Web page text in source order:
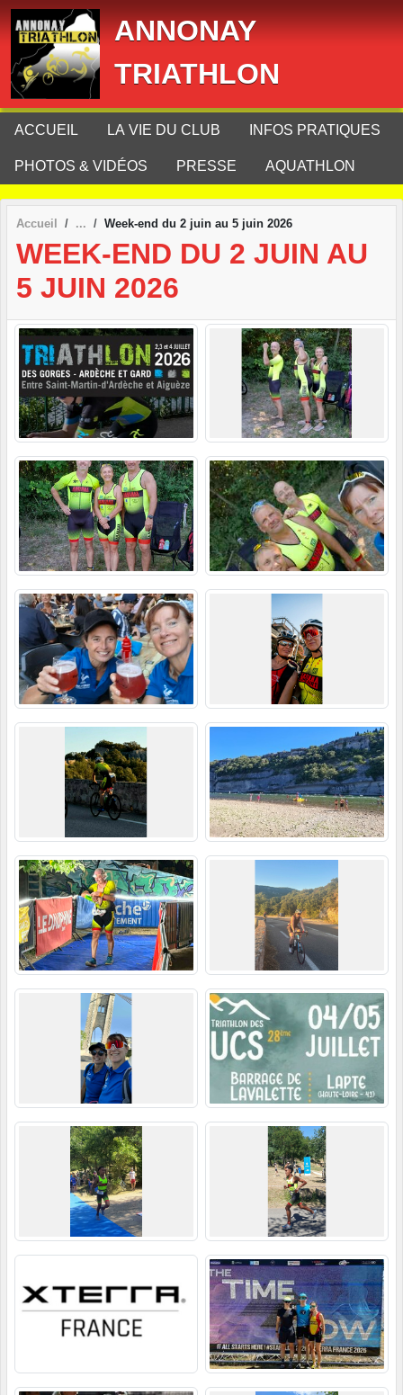
ANNONAY
TRIATHLON
ACCUEIL LA VIE DU CLUB INFOS PRATIQUES
PHOTOS & VIDÉOS PRESSE AQUATHLON
Accueil Week-end du 2 juin au 5 juin 2026
WEEK-END DU 2 JUIN AU
5 JUIN 2026
Panneau de gestion des cookies